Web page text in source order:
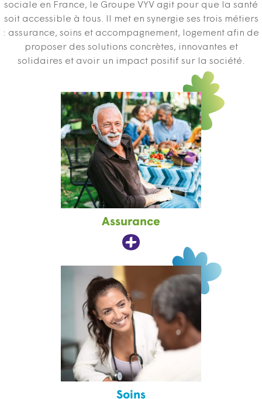
sociale en France, le Groupe VYV agit pour que la santé
soit accessible à tous. Il met en synergie ses trois métiers
: assurance, soins et accompagnement, logement afin de
proposer des solutions concrètes, innovantes et
solidaires et avoir un impact positif sur la société.
Assurance
Soins